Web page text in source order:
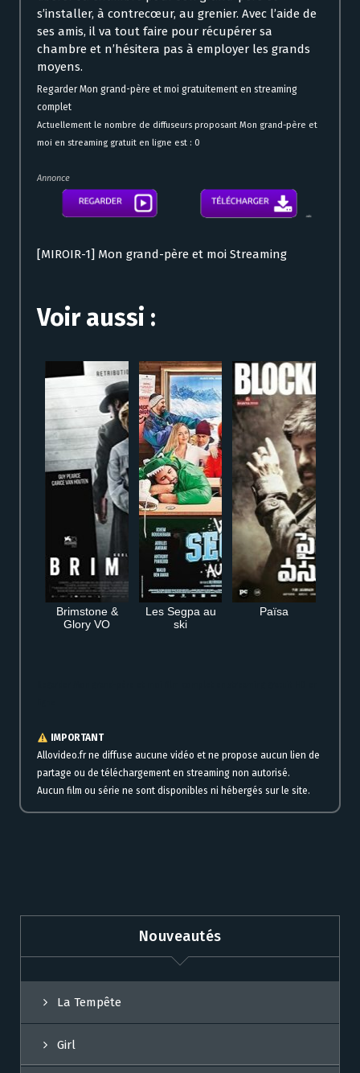
s’installer, à contrecœur, au grenier. Avec l’aide de
ses amis, il va tout faire pour récupérer sa
chambre et n’hésitera pas à employer les grands
moyens.
Regarder Mon grand-père et moi gratuitement en streaming
complet
Actuellement le nombre de diffuseurs proposant Mon grand-père et
moi en streaming gratuit en ligne est : 0
Annonce
[MIROIR-1] Mon grand-père et moi Streaming
Voir aussi :
Brimstone &
Glory VO
Les Segpa au
ski
Païsa
IMPORTANT
Allovideo.fr ne diffuse aucune vidéo et ne propose aucun lien de
partage ou de téléchargement en streaming non autorisé.
Aucun film ou série ne sont disponibles ni hébergés sur le site.
Nouveautés
La Tempête
Girl